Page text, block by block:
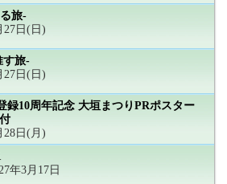
旅-
27日(日)
す旅-
27日(日)
録10周年記念 大垣まつりPRポスター
28日(月)
年3月17日